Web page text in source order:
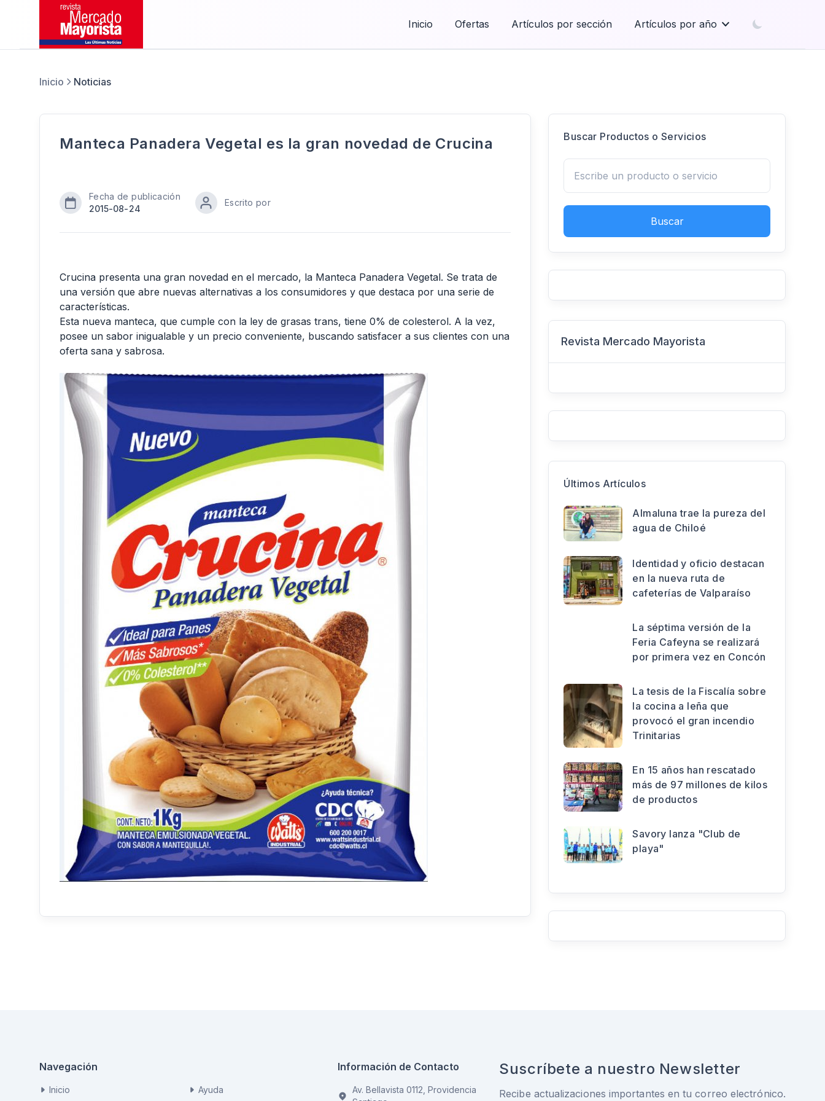
Inicio Ofertas Artículos por sección Artículos por año
Inicio Noticias
Manteca Panadera Vegetal es la gran novedad de Crucina
Fecha de publicación
2015-08-24
Escrito por
Crucina presenta una gran novedad en el mercado, la Manteca Panadera Vegetal. Se trata de
una versión que abre nuevas alternativas a los consumidores y que destaca por una serie de
características.
Esta nueva manteca, que cumple con la ley de grasas trans, tiene 0% de colesterol. A la vez,
posee un sabor inigualable y un precio conveniente, buscando satisfacer a sus clientes con una
oferta sana y sabrosa.
Buscar Productos o Servicios
Buscar
Revista Mercado Mayorista
Últimos Artículos
Almaluna trae la pureza del
agua de Chiloé
Identidad y oficio destacan
en la nueva ruta de
cafeterías de Valparaíso
La séptima versión de la
Feria Cafeyna se realizará
por primera vez en Concón
La tesis de la Fiscalía sobre
la cocina a leña que
provocó el gran incendio
Trinitarias
En 15 años han rescatado
más de 97 millones de kilos
de productos
Savory lanza "Club de
playa"
Navegación
Inicio Ayuda
Información de Contacto
Av. Bellavista 0112, Providencia
Suscríbete a nuestro Newsletter
Recibe actualizaciones importantes en tu correo electrónico.